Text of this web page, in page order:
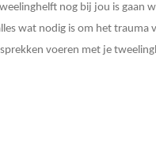
nog bij jou is gaan
wat nodig is om het trauma
voeren met je